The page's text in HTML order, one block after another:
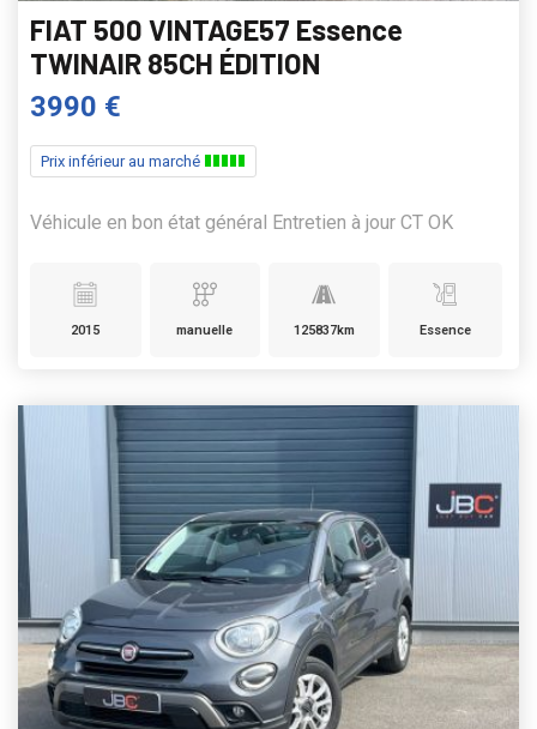
FIAT 500 VINTAGE57 Essence
TWINAIR 85CH ÉDITION
3990 €
Prix inférieur au marché
Véhicule en bon état général Entretien à jour CT OK
2015 manuelle 125837km Essence